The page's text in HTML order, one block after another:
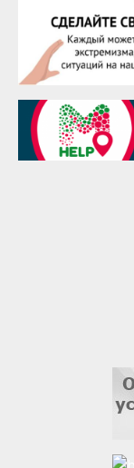
28 августа
Чингиз
29 августа
Надежда
1 сентября
Гали Хасанов